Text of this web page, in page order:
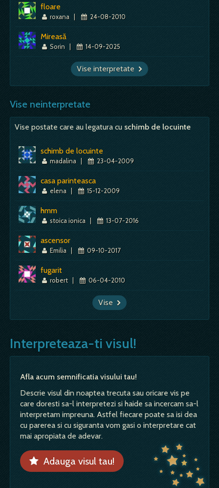
floare
roxana | 24-08-2010
Mireasă
Sorin | 14-09-2025
Vise interpretate
Vise neinterpretate
Vise postate care au legatura cu schimb de locuinte
schimb de locuinte
madalina | 23-04-2009
casa parinteasca
elena | 15-12-2009
hmm
stoica ionica | 13-07-2016
ascensor
Emilia | 09-10-2017
fugarit
robert | 06-04-2010
Vise
Interpreteaza-ti visul!
Afla acum semnificatia visului tau!
Descrie visul din noaptea trecuta sau oricare vis pe
care doresti sa-l interpretezi si haide sa incercam sa-l
interpretam impreuna. Astfel fiecare poate sa isi dea
cu parerea si cu siguranta vom gasi o interpretare cat
mai apropiata de adevar.
Adauga visul tau!